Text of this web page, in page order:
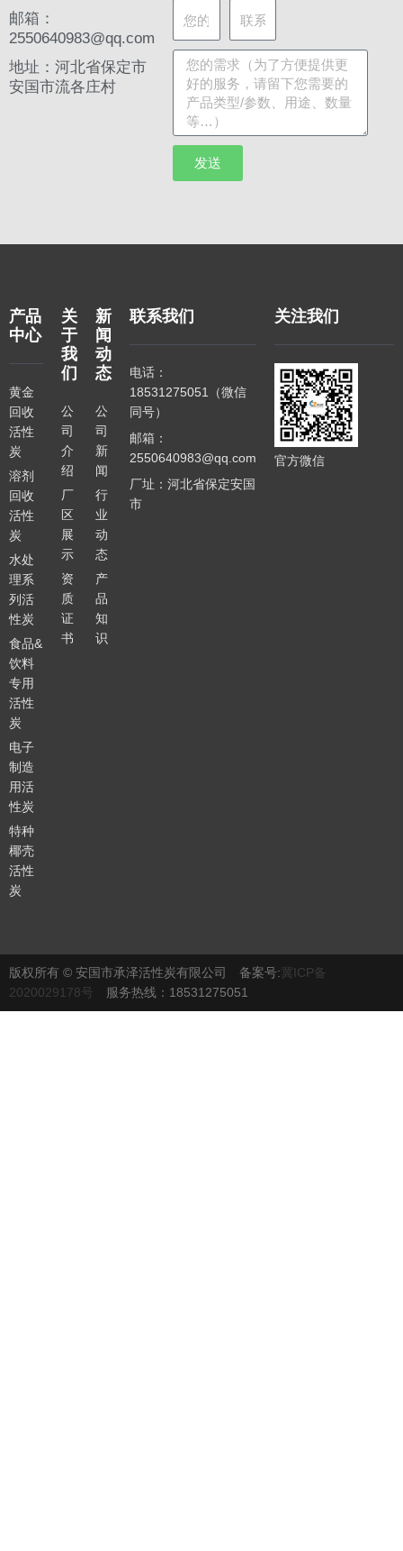
邮箱：
2550640983@qq.com
地址：河北省保定市
安国市流各庄村
发送
产品
中心
黄金
回收
活性
炭
溶剂
回收
活性
炭
水处
理系
列活
性炭
食品&
饮料
专用
活性
炭
电子
制造
用活
性炭
特种
椰壳
活性
炭
关
于
我
们
公
司
介
绍
厂
区
展
示
资
质
证
书
新
闻
动
态
公
司
新
闻
行
业
动
态
产
品
知
识
联系我们
电话：
18531275051（微信
同号）
邮箱：
2550640983@qq.com
厂址：河北省保定安国
市
关注我们
官方微信
版权所有 © 安国市承泽活性炭有限公司 备案号: 冀ICP备
2020029178号 服务热线：18531275051